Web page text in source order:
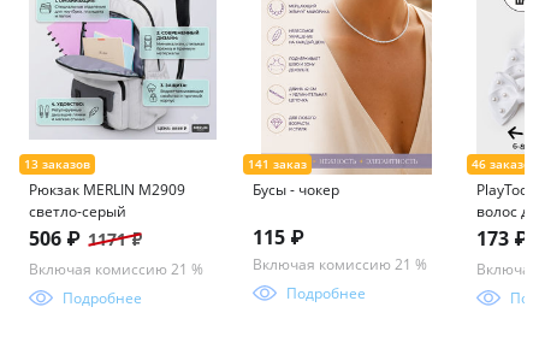
Рюкзак MERLIN M2909
светло-серый
506 ₽ 1171 ₽
Включая комиссию 21 %
Подробнее
Бусы - чокер
115 ₽
Включая комиссию 21 %
Подробнее
волос
в
173 ₽